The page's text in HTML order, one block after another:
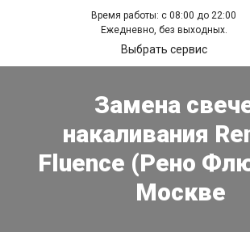
Время работы: с 08:00 до 22:00
Ежедневно, без выходных.
Выбрать сервис
Замена
накаливания
Fluence (Рено
Москве